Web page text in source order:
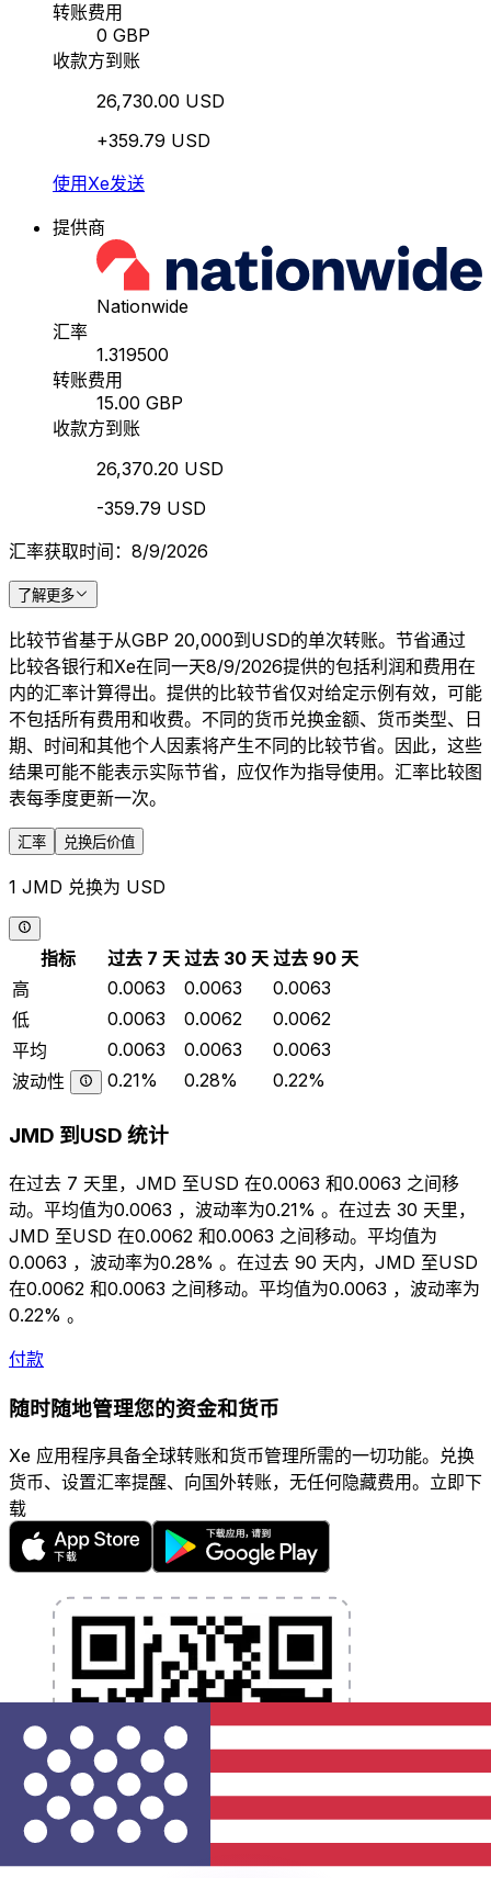
转账费用
0 GBP
收款方到账
26,730.00 USD
+359.79 USD
使用Xe发送
提供商
Nationwide
汇率
1.319500
转账费用
15.00 GBP
收款方到账
26,370.20 USD
-359.79 USD
汇率获取时间：8/9/2026
了解更多
比较节省基于从GBP 20,000到USD的单次转账。节省通过
比较各银行和Xe在同一天8/9/2026提供的包括利润和费用在
内的汇率计算得出。提供的比较节省仅对给定示例有效，可能
不包括所有费用和收费。不同的货币兑换金额、货币类型、日
期、时间和其他个人因素将产生不同的比较节省。因此，这些
结果可能不能表示实际节省，应仅作为指导使用。汇率比较图
表每季度更新一次。
汇率 兑换后价值
1 JMD 兑换为 USD
指标 过去 7 天 过去 30 天 过去 90 天
高
0.0063 0.0063
0.0063
低
0.0063 0.0062
0.0062
平均
0.0063 0.0063
0.0063
波动性
0.21% 0.28% 0.22%
JMD 到USD 统计
在过去 7 天里，JMD 至USD 在0.0063 和0.0063 之间移
动。平均值为0.0063 ，波动率为0.21% 。在过去 30 天里，
JMD 至USD 在0.0062 和0.0063 之间移动。平均值为
0.0063 ，波动率为0.28% 。在过去 90 天内，JMD 至USD
在0.0062 和0.0063 之间移动。平均值为0.0063 ，波动率为
0.22% 。
付款
随时随地管理您的资金和货币
Xe 应用程序具备全球转账和货币管理所需的一切功能。兑换
货币、设置汇率提醒、向国外转账，无任何隐藏费用。立即下
载